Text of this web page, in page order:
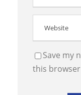
Save my
this